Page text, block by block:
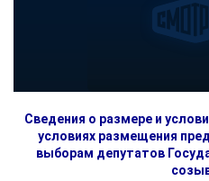
Сведения о размере и
условиях размещения
выборам депутатов